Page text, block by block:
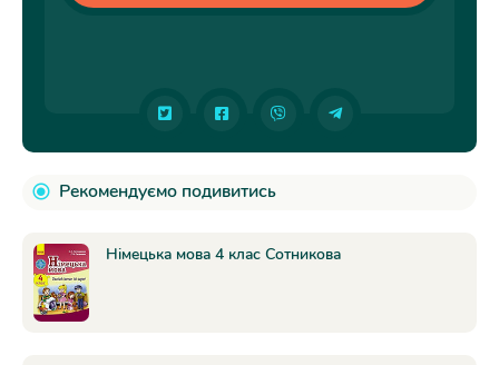
Рекомендуємо подивитись
Німецька мова 4 клас Сотникова